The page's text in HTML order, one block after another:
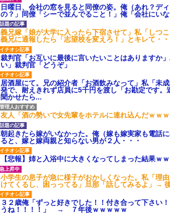
日曜日、会社の窓を見ると同僚の姿。俺（あれ？デ
の？」同僚「シーで並んでること！」俺「会社にい
義兄嫁「娘が大学に入ったら下宿させて」私「しつ
義兄に通報したら「志望校を変えろ！」とキレて・・
裁判官「お互いに最後に言いたいことはありますか
い」裁判官「どうぞ」
居酒屋にて。兄の紹介者「お酒飲みなって」私「未
発で、耐えきれず店員に5千円を渡し「お勘定です
聞かせたら...
友人「酒の勢いで女先輩をホテルに連れ込んだｗｗ
朝起きたら嫁がいなかった。俺（嫁も嫁実家も電
ると、嫁と嫁両親と知らない男が２人・・・
【悲報】姉と入浴中に大きくなってしまった結果ｗ
小学生の息子が急に様子がおかしくなった。私「理
けてくるし、困っってる」旦那「話してみるよ」→
３２歳俺「ずっと好きでした！！付き合って下さ
うね！！！！」 → ７年後ｗｗｗｗｗ